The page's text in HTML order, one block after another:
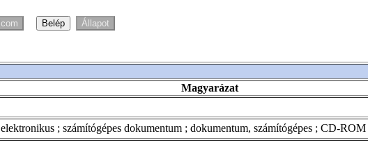
Magyarázat
; számítógépes dokumentum ; dokumentum, számítógépes ; CD-ROM